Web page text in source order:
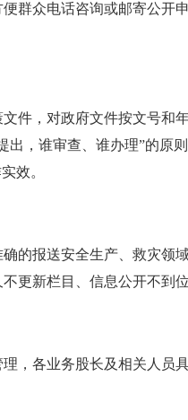
群众电话咨询或邮寄公开
件，对政府文件按文号和
，谁审查、谁办理”的原
效。
的报送安全生产、救灾领
更新栏目、信息公开不到位
，各业务股长及相关人员